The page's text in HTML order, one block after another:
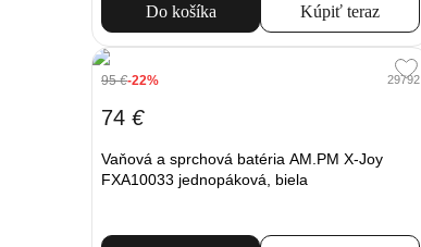
Do košíka Kúpiť teraz
95€-22% 29792
74 €
Vaňová a sprchová batéria AM.PM X-Joy
FXA10033 jednopáková, biela